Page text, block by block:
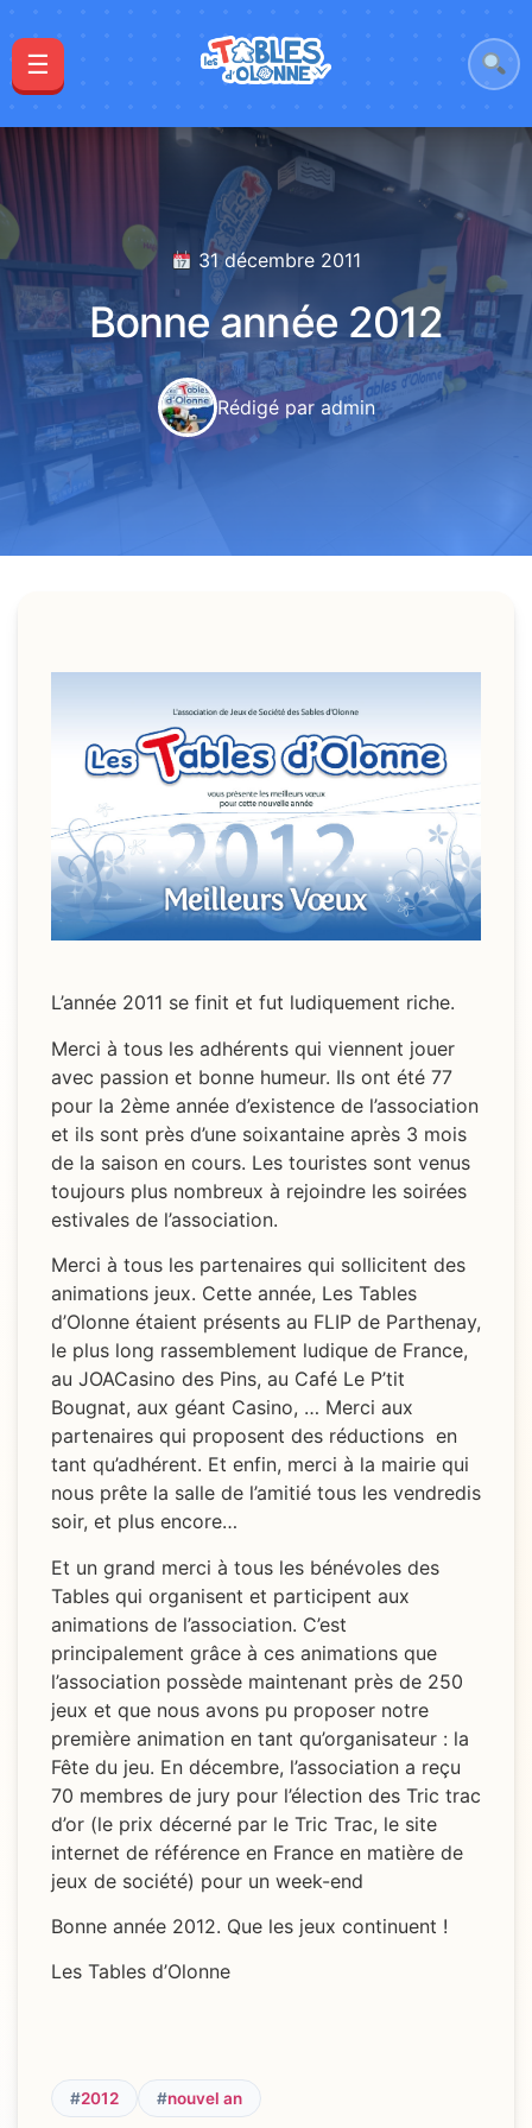
☰
31 décembre 2011
Bonne année 2012
Rédigé par admin
L’année 2011 se finit et fut ludiquement riche.
Merci à tous les adhérents qui viennent jouer
avec passion et bonne humeur. Ils ont été 77
pour la 2ème année d’existence de l’association
et ils sont près d’une soixantaine après 3 mois
de la saison en cours. Les touristes sont venus
toujours plus nombreux à rejoindre les soirées
estivales de l’association.
Merci à tous les partenaires qui sollicitent des
animations jeux. Cette année, Les Tables
d’Olonne étaient présents au FLIP de Parthenay,
le plus long rassemblement ludique de France,
au JOACasino des Pins, au Café Le P’tit
Bougnat, aux géant Casino, … Merci aux
partenaires qui proposent des réductions en
tant qu’adhérent. Et enfin, merci à la mairie qui
nous prête la salle de l’amitié tous les vendredis
soir, et plus encore…
Et un grand merci à tous les bénévoles des
Tables qui organisent et participent aux
animations de l’association. C’est
principalement grâce à ces animations que
l’association possède maintenant près de 250
jeux et que nous avons pu proposer notre
première animation en tant qu’organisateur : la
Fête du jeu. En décembre, l’association a reçu
70 membres de jury pour l’élection des Tric trac
d’or (le prix décerné par le Tric Trac, le site
internet de référence en France en matière de
jeux de société) pour un week-end
Bonne année 2012. Que les jeux continuent !
Les Tables d’Olonne
#2012 #nouvel an